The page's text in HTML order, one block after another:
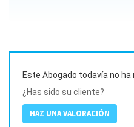
Este Abogado todavía no
¿Has sido su cliente?
HAZ UNA VALORACIÓN